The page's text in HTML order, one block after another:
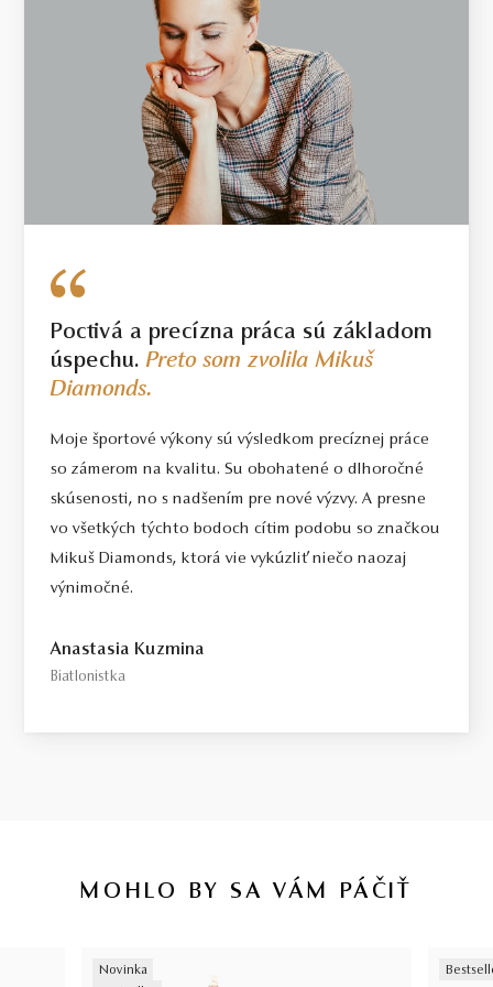
Poctivá a precízna práca sú základom
úspechu.Preto som zvolila Mikuš
Diamonds.
Moje športové výkony sú výsledkom precíznej práce
so zámerom na kvalitu. Su obohatené o dlhoročné
skúsenosti, no s nadšením pre nové výzvy. A presne
vo všetkých týchto bodoch cítim podobu so značkou
Mikuš Diamonds, ktorá vie vykúzliť niečo naozaj
výnimočné.
Anastasia Kuzmina
Biatlonistka
MOHLO BY SA VÁM PÁČIŤ
Novinka